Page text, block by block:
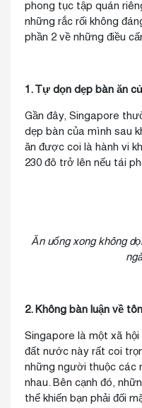
phong tục tập quán
những rắc rối không
phần 2 về những điều
1. Tự dọn dẹp bàn ăn
Gần đây, Singapore
dẹp bàn của mình sau
ăn được coi là hành vi
230 đô trở lên nếu tái
Ăn uống xong không
2. Không bàn luận về
Singapore là một xã
đất nước này rất coi
những người thuộc các
nhau. Bên cạnh đó,
thể khiến bạn phải đối